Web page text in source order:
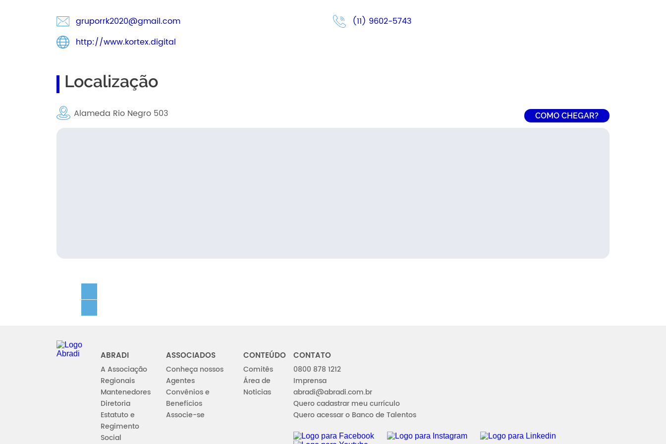
gruporrk2020@gmail.com
(11) 9602-5743
http://www.kortex.digital
Localização
Alameda Rio Negro 503 COMO CHEGAR?
Abradi
ABRADI
A Associação
Regionais
Mantenedores
Diretoria
Estatuto e
Regimento
Social
ASSOCIADOS
Conheça nossos
Agentes
Convênios e
Benefícios
Associe-se
CONTEÚDO
Comitês
Área de
Noticias
CONTATO
0800 878 1212
Imprensa
abradi@abradi.com.br
Quero cadastrar meu currículo
Quero acessar o Banco de Talentos
FACEBOOK INSTAGRAM LINKEDIN